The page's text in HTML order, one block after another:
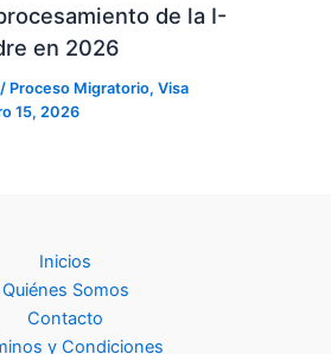
de la I-
en 2026
/ Proceso Migratorio,Visa
15, 2026
Inicios
Quiénes Somos
Contacto
y Condiciones